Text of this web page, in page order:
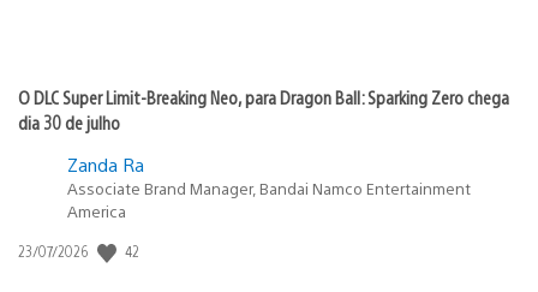
O DLC Super Limit-Breaking Neo, para Dragon Ball: Sparking Zero chega
dia 30 de julho
Zanda Ra
Associate Brand Manager, Bandai Namco Entertainment
America
Data
23/07/2026 42